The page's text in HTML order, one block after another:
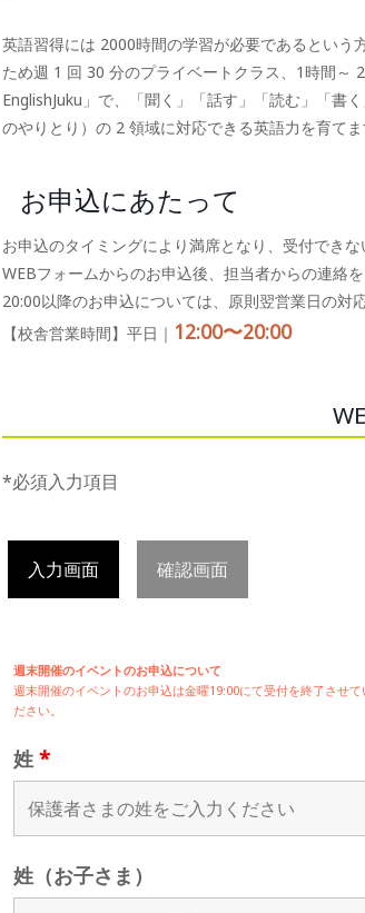
英語習得には 2000時間の学習が必要であるという
ため週 1 回 30 分のプライベートクラス、1時間～
EnglishJuku」で、「聞く」「話す」「読む」「
のやりとり）の 2 領域に対応できる英語力を育てま
お申込にあたって
お申込のタイミングにより満席となり、受付でき
WEBフォームからのお申込後、担当者からの連絡
20:00以降のお申込については、原則翌営業日の対
【校舎営業時間】平日｜ 12:00〜20:00
*必須入力項目
入力画面 確認画面
週末開催のイベントのお申込について
週末開催のイベントのお申込は金曜19:00にて受付を終了させ
ださい。
姓 *
姓（お子さま）